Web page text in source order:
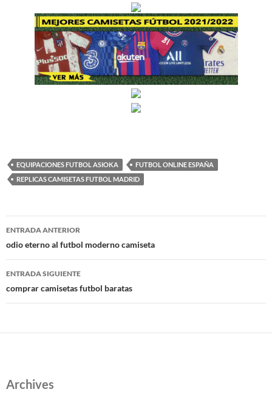
EQUIPACIONES FUTBOL ASIOKA
FUTBOL ONLINE ESPAÑA
REPLICAS CAMISETAS FUTBOL MADRID
Navegación
de
entradas
ENTRADA ANTERIOR
odio eterno al futbol moderno camiseta
ENTRADA SIGUIENTE
comprar camisetas futbol baratas
Archives